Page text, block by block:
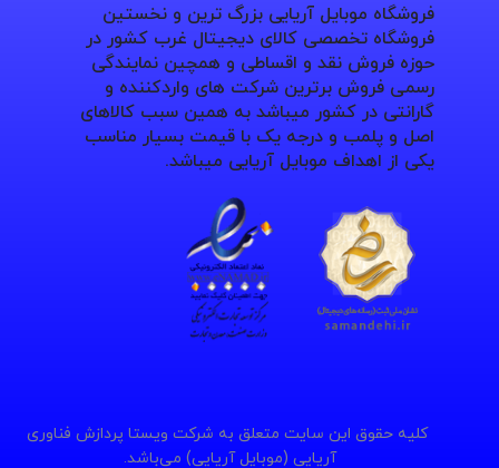
فروشگاه موبایل آریایی بزرگ ترین و نخستین
فروشگاه تخصصی کالای دیجیتال غرب کشور در
حوزه فروش نقد و اقساطی و همچین نمایندگی
رسمی فروش برترین شرکت های واردکننده و
گارانتی در کشور میباشد به همین سبب کالاهای
اصل و پلمب و درجه یک با قیمت بسیار مناسب
یکی از اهداف موبایل آریایی میباشد.
کلیه حقوق این سایت متعلق به شرکت ویستا پردازش فناوری
آریایی (موبایل آریایی) می‌باشد.